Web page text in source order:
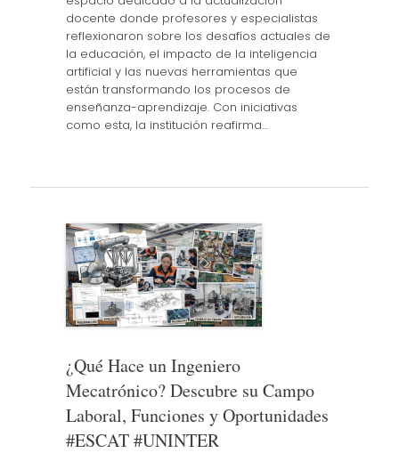
docente donde profesores y especialistas
reflexionaron sobre los desafíos actuales de
la educación, el impacto de la inteligencia
artificial y las nuevas herramientas que
están transformando los procesos de
enseñanza-aprendizaje. Con iniciativas
como esta, la institución reafirma…
¿Qué Hace un Ingeniero
Mecatrónico? Descubre su Campo
Laboral, Funciones y Oportunidades
#ESCAT #UNINTER